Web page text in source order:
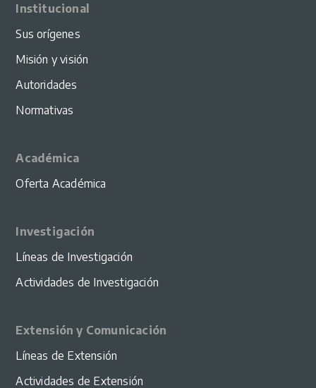
Institucional
Sus orígenes
Misión y visión
Autoridades
Normativas
Académica
Oferta Académica
Investigación
Líneas de Investigación
Actividades de Investigación
Extensión y Comunicación
Líneas de Extensión
Actividades de Extensión